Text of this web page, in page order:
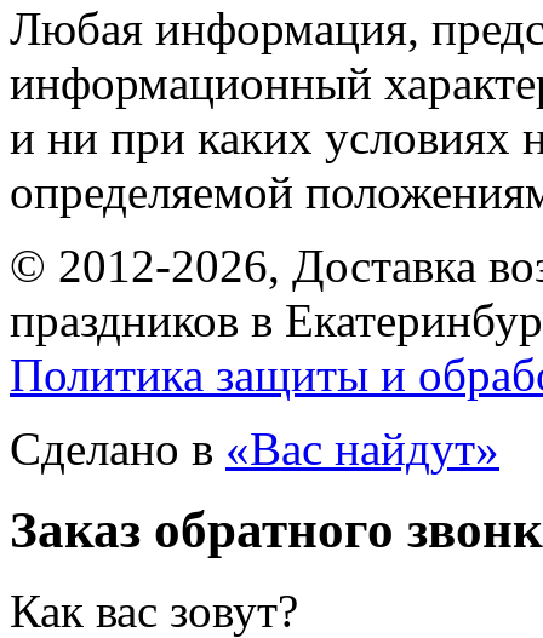
Любая информация,
информационный
и ни при каких условиях
определяемой
© 2012-2026, Доставка
праздников в
Политика защиты и
Сделано в «Вас найдут»
Заказ обратного
Как вас зовут?